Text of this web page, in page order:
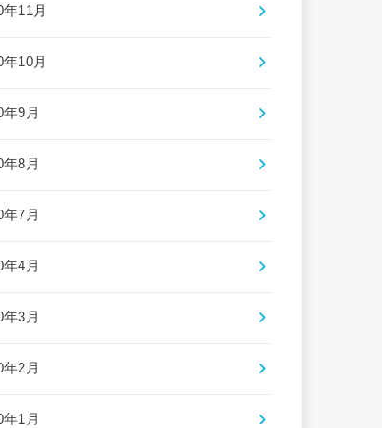
年11月
年10月
年9月
年8月
年7月
年4月
年3月
年2月
年1月